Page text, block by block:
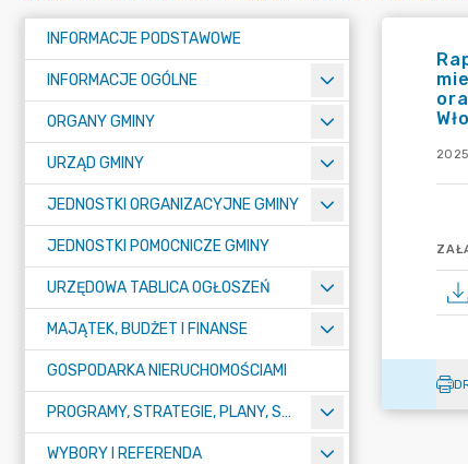
INFORMACJE PODSTAWOWE
INFORMACJE OGÓLNE
ORGANY GMINY
URZĄD GMINY
JEDNOSTKI ORGANIZACYJNE GMINY
JEDNOSTKI POMOCNICZE GMINY
URZĘDOWA TABLICA OGŁOSZEŃ
MAJĄTEK, BUDŻET I FINANSE
GOSPODARKA NIERUCHOMOŚCIAMI
PROGRAMY, STRATEGIE, PLANY, SPRAWOZDANIA I OPRACOWANIA
WYBORY I REFERENDA